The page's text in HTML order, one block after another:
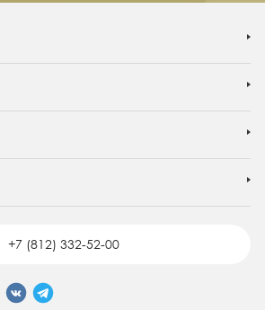
+7 (812) 332-52-00